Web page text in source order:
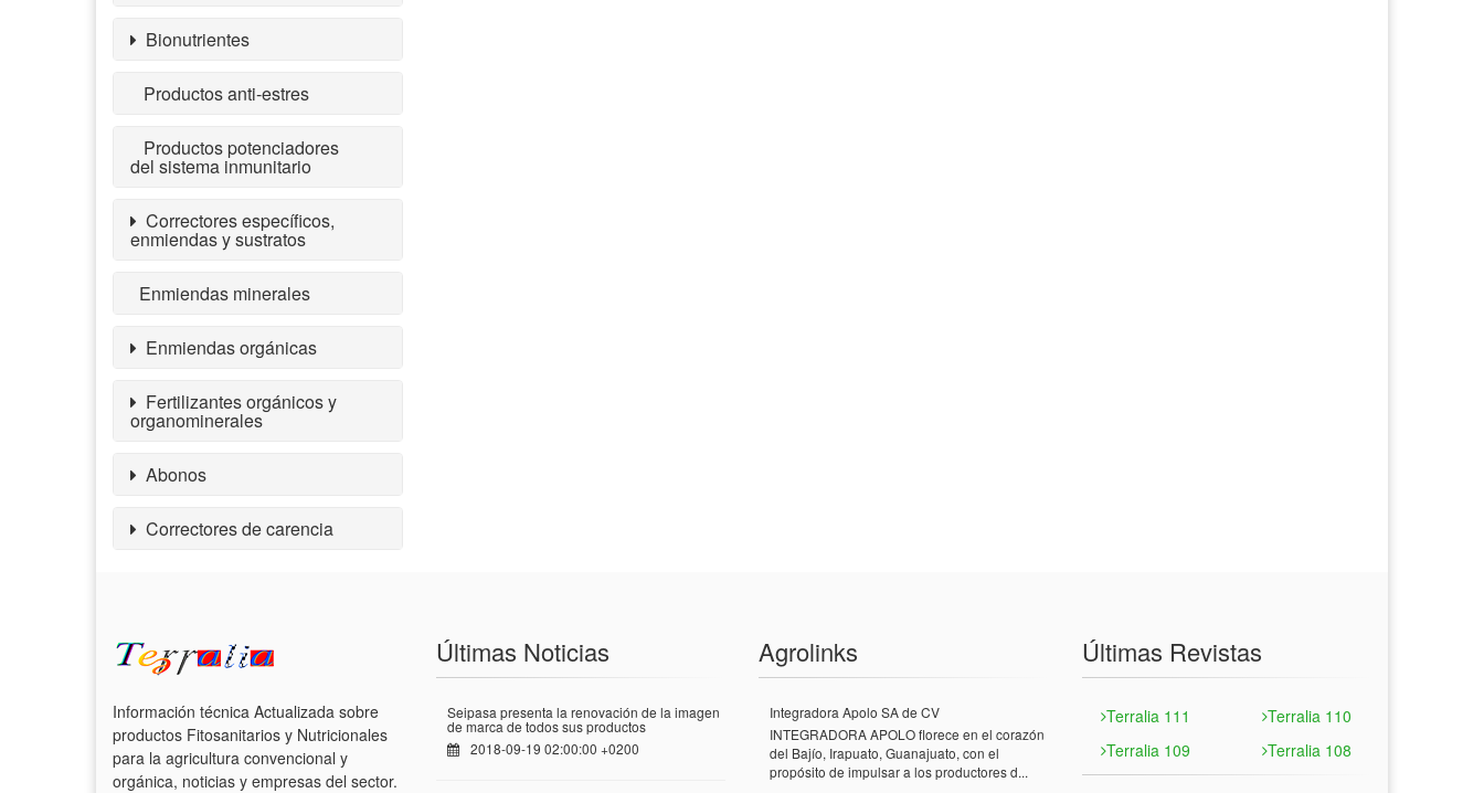
Bionutrientes
Productos anti-estres
Productos potenciadores
del sistema inmunitario
Correctores específicos,
enmiendas y sustratos
Enmiendas minerales
Enmiendas orgánicas
Fertilizantes orgánicos y
organominerales
Abonos
Correctores de carencia
Información técnica Actualizada sobre
productos Fitosanitarios y Nutricionales
para la agricultura convencional y
orgánica, noticias y empresas del sector.
Últimas Noticias
Seipasa presenta la renovación de la imagen
de marca de todos sus productos
2018-09-19 02:00:00 +0200
Agrolinks
Integradora Apolo SA de CV
INTEGRADORA APOLO florece en el corazón
del Bajío, Irapuato, Guanajuato, con el
propósito de impulsar a los productores d...
Últimas Revistas
Terralia 111
Terralia 110
Terralia 109
Terralia 108